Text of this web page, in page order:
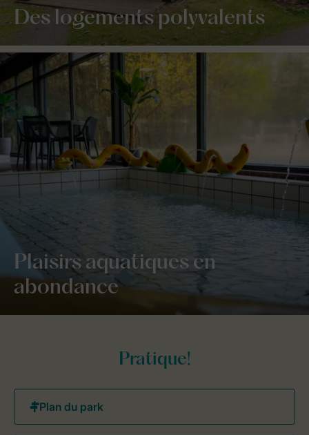
Des logements polyvalents
Plaisirs aquatiques en
abondance
Pratique!